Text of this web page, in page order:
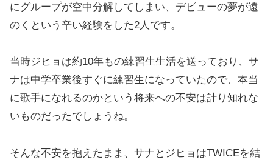
にグループが空中分解してしまい、デビューの夢が遠
のくという辛い経験をした2人です。
当時ジヒョは約10年もの練習生生活を送っており、サ
ナは中学卒業後すぐに練習生になっていたので、本当
に歌手になれるのかという将来への不安は計り知れな
いものだったでしょうね。
そんな不安を抱えたまま、サナとジヒョはTWICEを結